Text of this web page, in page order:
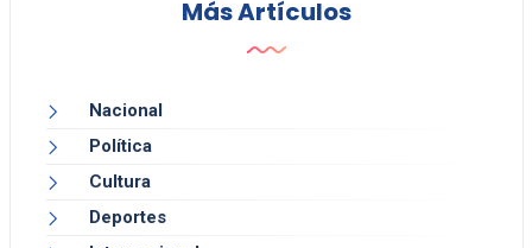
Más Artículos
Nacional
Política
Cultura
Deportes